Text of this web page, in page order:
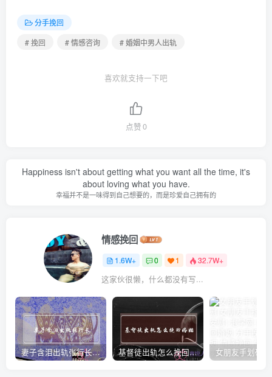
分手挽回
# 挽回
# 情感咨询 # 婚姻中男人出轨
喜欢就支持一下吧
点赞0
Happiness isn't about getting what you want all the time, it's
about loving what you have.
幸福并不是一味得到自己想要的，而是珍爱自己拥有的
情感挽回
1.6W+ 0 1 32.7W+
这家伙很懒，什么都没有写...
妻子含泪出轨张行长 她说全都是因为家中 基督徒出轨怎么挽回婚姻(基督徒面对出轨婚姻)